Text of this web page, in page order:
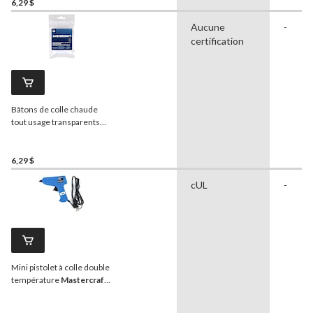
6,29 $
Bâtons de colle chaude
tout usage transparents
6,29 $
Aucune
certification
-
Mini pistolet à colle double
température Mastercraft,
cUL -